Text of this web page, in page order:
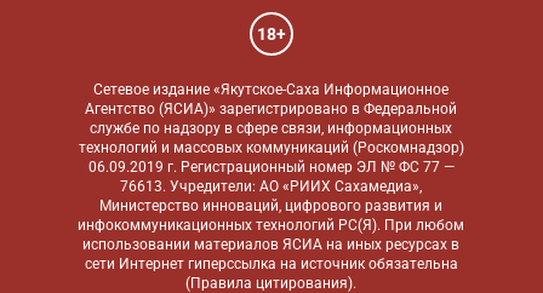
18+
Сетевое издание «Якутское-Саха Информационное
Агентство (ЯСИА)» зарегистрировано в Федеральной
службе по надзору в сфере связи, информационных
технологий и массовых коммуникаций (Роскомнадзор)
06.09.2019 г. Регистрационный номер ЭЛ № ФС 77 —
76613. Учредители: АО «РИИХ Сахамедиа»,
Министерство инноваций, цифрового развития и
инфокоммуникационных технологий РС(Я). При любом
использовании материалов ЯСИА на иных ресурсах в
сети Интернет гиперссылка на источник обязательна
(Правила цитирования).